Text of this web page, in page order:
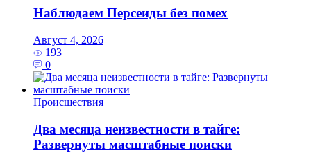
Наблюдаем Персеиды без помех
Август 4, 2026
193
0
Происшествия
Два месяца неизвестности в тайге:
Развернуты масштабные поиски